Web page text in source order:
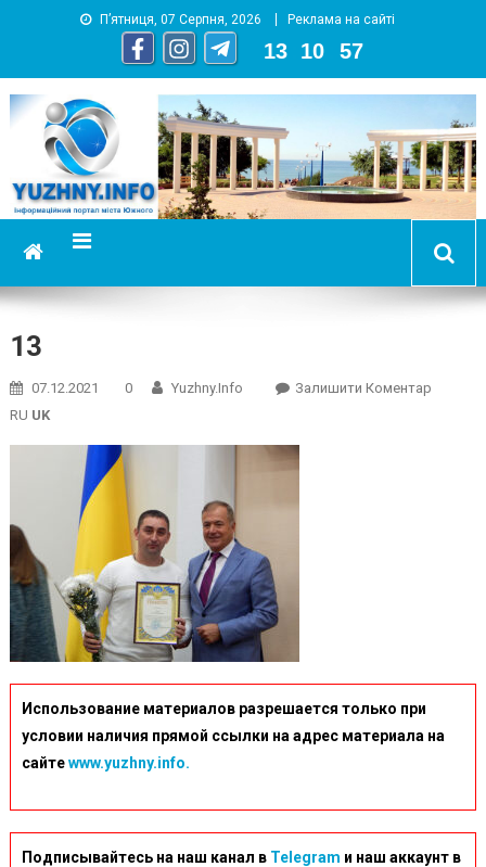
П’ятниця, 07 Серпня, 2026 Реклама на сайті
13 10 57
YUZHNY.INFO
информационный портал города Южный
13
07.12.2021 0 Yuzhny.info Залишити КоментарOn
RU UK
Использование материалов разрешается только при
условии наличия прямой ссылки на адрес материала на
сайтеwww.yuzhny.info.
Подписывайтесь на наш канал в Telegram и наш аккаунт в